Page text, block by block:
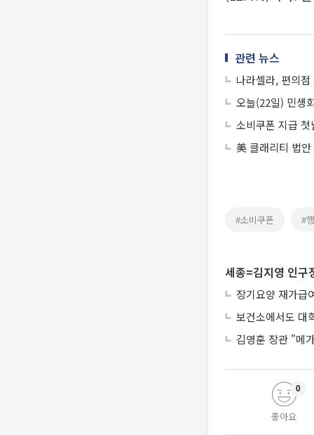
관련 뉴스
나라셀라, 편의
오늘(22일) 민생
소비쿠폰 지급
美 클래리티 법
#소비쿠폰 #
세종=김지영 인구
장기요양 재가급
보건소에서도 대
김영훈 장관 "메
좋아요
0